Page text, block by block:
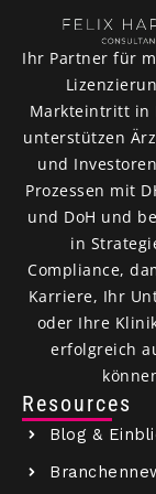
Ihr Partner für
Markteintritt in
unterstützen
und
Prozessen mit
und DoH und
in
Compliance,
Karriere, Ihr
oder Ihre
erfolgreich
Resources
Blog &